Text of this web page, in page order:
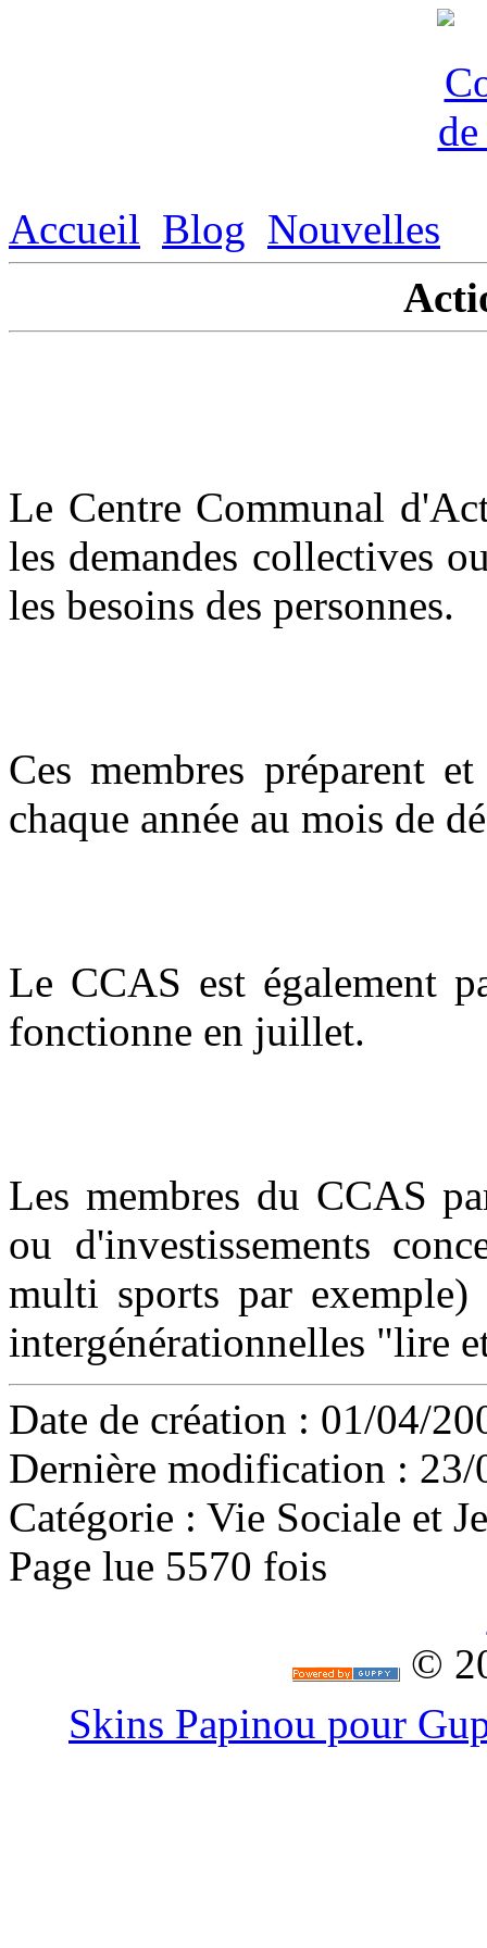
Accueil Blog Nouvelles
Le Centre Communal
les demandes collectives
les besoins des personnes.
Ces membres préparent
chaque année au mois de
Le CCAS est également
fonctionne en juillet.
Les membres du CCAS
ou d'investissements
multi sports par exemple)
intergénérationnelles "lire
Date de création : 01/04/
Dernière modification :
Catégorie : Vie Sociale et
Page lue 5570 fois
©
Skins Papinou pour